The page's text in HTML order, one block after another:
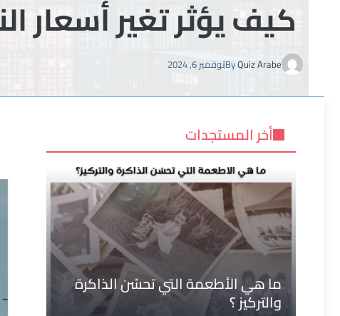
كيف يؤثر تغير أسعار
ByQuiz Arabe نوفمبر 6, 2024
أخر المستجدات
ما هي الأطعمة التي تحسّن الذاكرة
والتركيز ؟